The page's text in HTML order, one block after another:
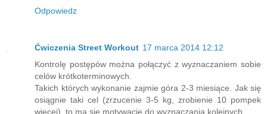
Odpowiedz
Ćwiczenia Street Workout 17 marca 2014 12:12
Kontrolę postępów można połączyć z wyznaczaniem sobie
celów krótkoterminowych.
Takich których wykonanie zajmie góra 2-3 miesiące. Jak się
osiągnie taki cel (zrzucenie 3-5 kg, zrobienie 10 pompek
więcej), to ma się motywacje do wyznaczania kolejnych.